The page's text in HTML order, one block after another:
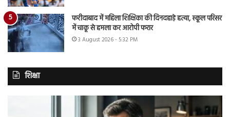
फरीदाबाद में महिला शिक्षिका की दिनदहाड़े हत्या, स्कूल परिसर
में चाकू से हमला कर आरोपी फरार
3 August 2026 - 5:32 PM
शिक्षा